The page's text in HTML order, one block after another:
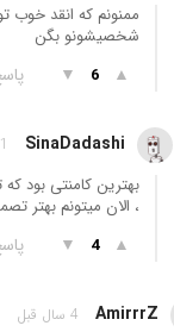
ممنونم که انقد
شخصیشونو بگن
▲
6
▼
SinaDadashi
11
بهترین کامنتی بود
، الان میتونم بهتر
▲
4
▼
AmirrrZ 4 سال قبل